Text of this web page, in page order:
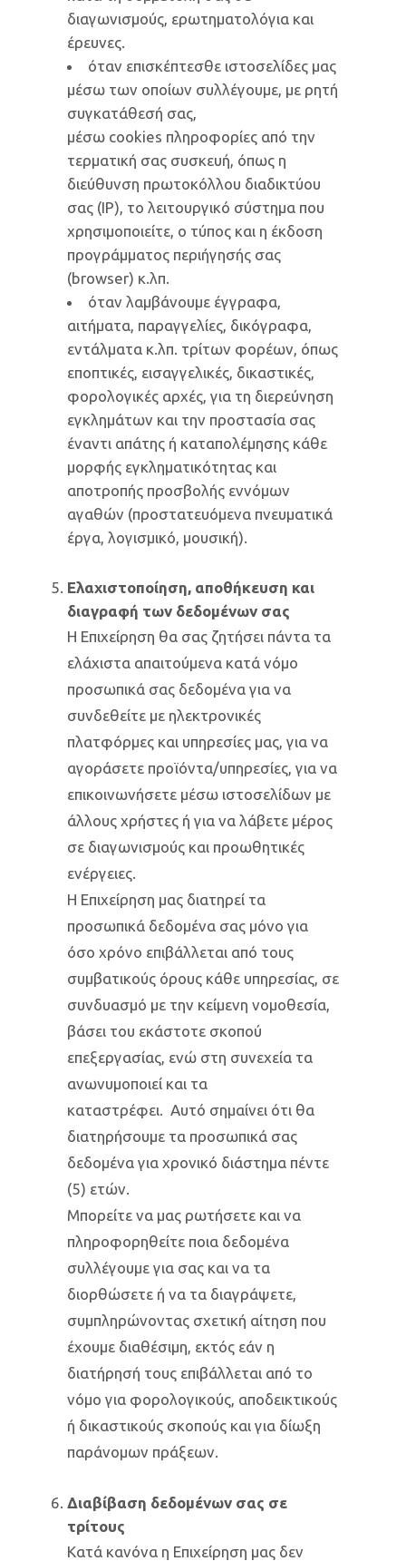
διαγωνισμούς, ερωτηματολόγια και
έρευνες.
όταν επισκέπτεσθε ιστοσελίδες μας
μέσω των οποίων συλλέγουμε, με ρητή
συγκατάθεσή σας,
μέσω cookies πληροφορίες από την
τερματική σας συσκευή, όπως η
διεύθυνση πρωτοκόλλου διαδικτύου
σας (IP), το λειτουργικό σύστημα που
χρησιμοποιείτε, ο τύπος και η έκδοση
προγράμματος περιήγησής σας
(browser) κ.λπ.
όταν λαμβάνουμε έγγραφα,
αιτήματα, παραγγελίες, δικόγραφα,
εντάλματα κ.λπ. τρίτων φορέων, όπως
εποπτικές, εισαγγελικές, δικαστικές,
φορολογικές αρχές, για τη διερεύνηση
εγκλημάτων και την προστασία σας
έναντι απάτης ή καταπολέμησης κάθε
μορφής εγκληματικότητας και
αποτροπής προσβολής εννόμων
αγαθών (προστατευόμενα πνευματικά
έργα, λογισμικό, μουσική).
Ελαχιστοποίηση, αποθήκευση και
διαγραφή των δεδομένων σας
Η Επιχείρηση θα σας ζητήσει πάντα τα
ελάχιστα απαιτούμενα κατά νόμο
προσωπικά σας δεδομένα για να
συνδεθείτε με ηλεκτρονικές
πλατφόρμες και υπηρεσίες μας, για να
αγοράσετε προϊόντα/υπηρεσίες, για να
επικοινωνήσετε μέσω ιστοσελίδων με
άλλους χρήστες ή για να λάβετε μέρος
σε διαγωνισμούς και προωθητικές
ενέργειες.
Η Επιχείρηση μας διατηρεί τα
προσωπικά δεδομένα σας μόνο για
όσο χρόνο επιβάλλεται από τους
συμβατικούς όρους κάθε υπηρεσίας, σε
συνδυασμό με την κείμενη νομοθεσία,
βάσει του εκάστοτε σκοπού
επεξεργασίας, ενώ στη συνεχεία τα
ανωνυμοποιεί και τα
καταστρέφει. Αυτό σημαίνει ότι θα
διατηρήσουμε τα προσωπικά σας
δεδομένα για χρονικό διάστημα πέντε
(5) ετών.
Μπορείτε να μας ρωτήσετε και να
πληροφορηθείτε ποια δεδομένα
συλλέγουμε για σας και να τα
διορθώσετε ή να τα διαγράψετε,
συμπληρώνοντας σχετική αίτηση που
έχουμε διαθέσιμη, εκτός εάν η
διατήρησή τους επιβάλλεται από το
νόμο για φορολογικούς, αποδεικτικούς
ή δικαστικούς σκοπούς και για δίωξη
παράνομων πράξεων.
Διαβίβαση δεδομένων σας σε
τρίτους
Κατά κανόνα η Επιχείρηση μας δεν